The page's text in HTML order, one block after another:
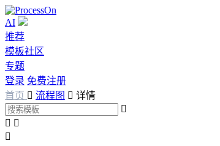
AI
推荐
模板社区
专题
登录 免费注册
首页  流程图  详情

 
